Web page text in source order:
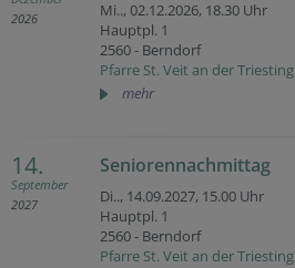
2026
Mi.., 02.12.2026, 18.30 Uhr
Hauptpl. 1
2560 - Berndorf
Pfarre St. Veit an der Triesting
mehr
14.
September
2027
Seniorennachmittag
Di.., 14.09.2027, 15.00 Uhr
Hauptpl. 1
2560 - Berndorf
Pfarre St. Veit an der Triesting